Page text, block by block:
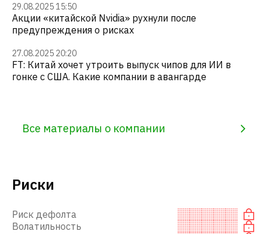
29.08.2025 15:50
Акции «китайской Nvidia» рухнули после
предупреждения о рисках
27.08.2025 20:20
FT: Китай хочет утроить выпуск чипов для ИИ в
гонке с США. Какие компании в авангарде
Все материалы о компании
Риски
Риск дефолта
Волатильность